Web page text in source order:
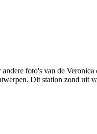
foto's van de
Dit station zond uit